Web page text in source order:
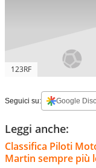
123RF
Seguici su: Google
Leggi anche:
Classifica Piloti
Martin sempre più